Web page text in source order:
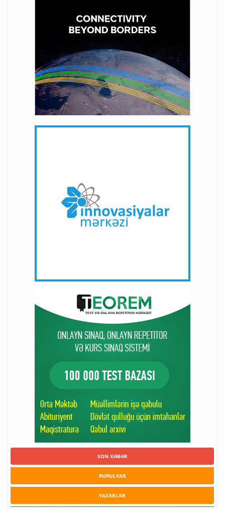
SON XƏBƏR
POPULYAR
YAZARLAR